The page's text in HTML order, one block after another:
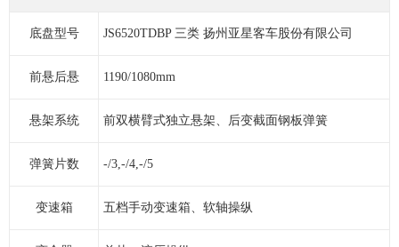
底盘型号 JS6520TDBP 三类 扬州亚星客车股份有限公司
前悬后悬 1190/1080mm
悬架系统 前双横臂式独立悬架、后变截面钢板弹簧
弹簧片数 -/3,-/4,-/5
变速箱 五档手动变速箱、软轴操纵